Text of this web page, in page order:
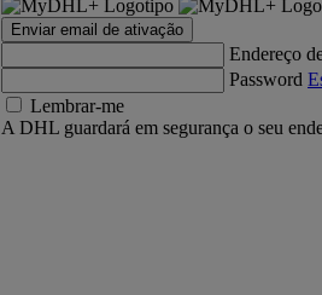
Enviar email de ativação
Endereço
Password
Lembrar-me
A DHL guardará em segurança o seu